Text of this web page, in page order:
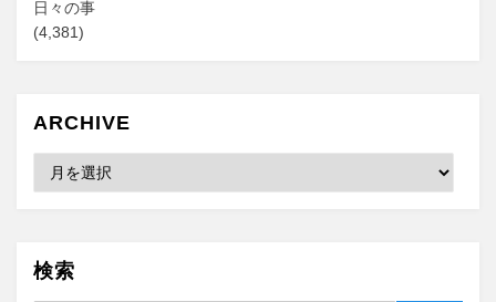
日々の事
(4,381)
ARCHIVE
Archive
検索